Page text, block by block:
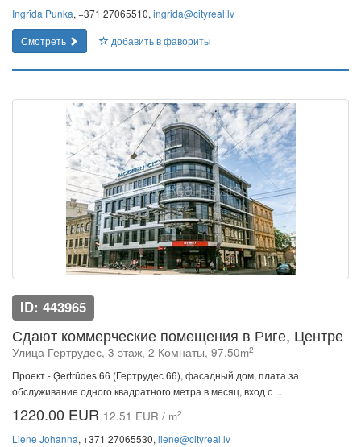
Ingrīda Punka, +371 27065510, ingrida@cityreal.lv
Смотреть
добавить в фавориты
ID: 443965
Сдают коммерческие помещения в Риге, Центре
Улица Гертрудес, 3 этаж, 2 Комнаты, 97.50m2
Проект - Ģertrūdes 66 (Гертрудес 66), фасадный дом, плата за
обслуживание одного квадратного метра в месяц, вход с ...
1220.00 EUR 12.51 EUR / m2
Liene Johanna, +371 27065530, liene@cityreal.lv